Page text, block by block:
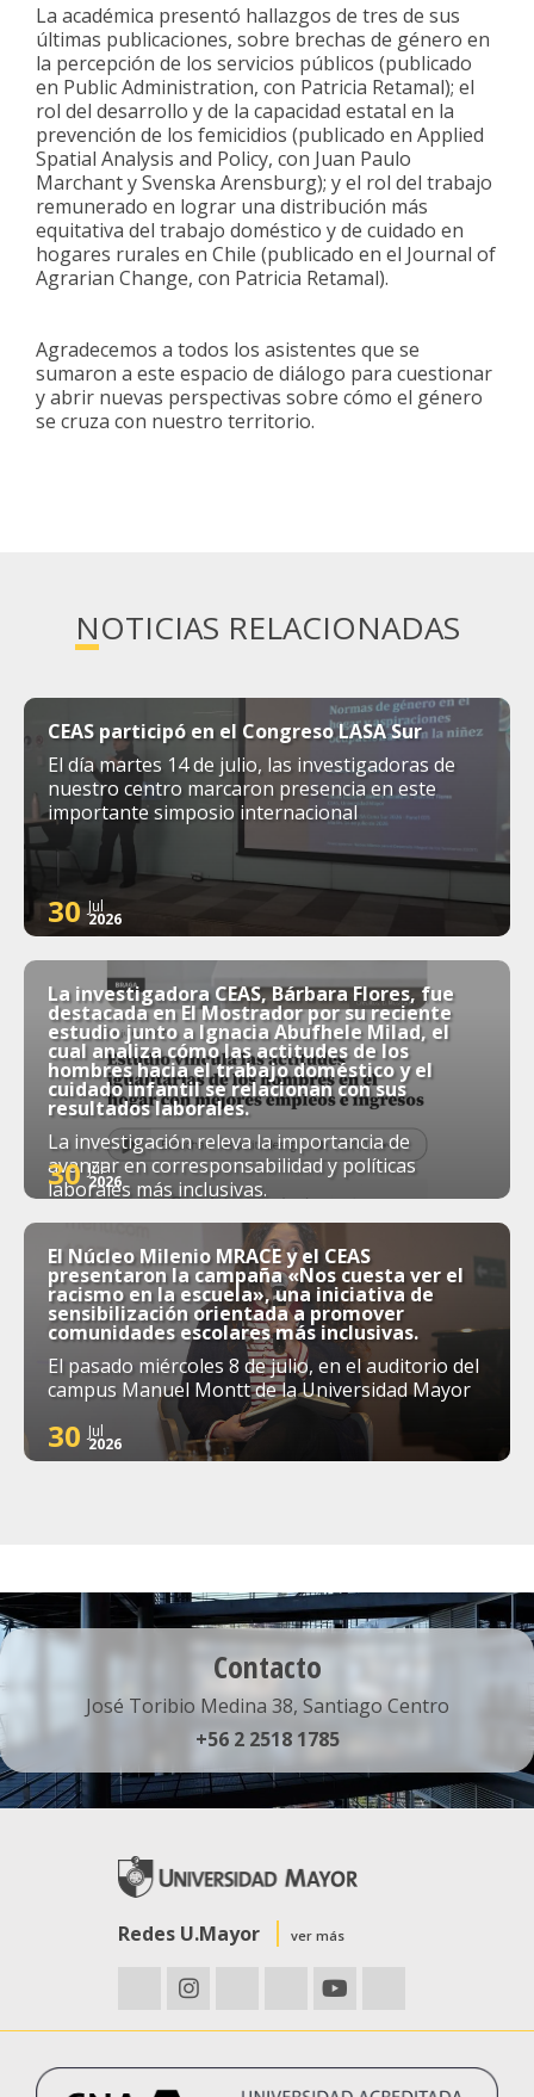
La académica presentó hallazgos de tres de sus
últimas publicaciones, sobre brechas de género en
la percepción de los servicios públicos (publicado
en Public Administration, con Patricia Retamal); el
rol del desarrollo y de la capacidad estatal en la
prevención de los femicidios (publicado en Applied
Spatial Analysis and Policy, con Juan Paulo
Marchant y Svenska Arensburg); y el rol del trabajo
remunerado en lograr una distribución más
equitativa del trabajo doméstico y de cuidado en
hogares rurales en Chile (publicado en el Journal of
Agrarian Change, con Patricia Retamal).
Agradecemos a todos los asistentes que se
sumaron a este espacio de diálogo para cuestionar
y abrir nuevas perspectivas sobre cómo el género
se cruza con nuestro territorio.
NOTICIAS RELACIONADAS
CEAS participó en el Congreso LASA Sur
El día martes 14 de julio, las investigadoras de
nuestro centro marcaron presencia en este
importante simposio internacional
30 Jul
2026
La investigadora CEAS, Bárbara Flores, fue
destacada en El Mostrador por su reciente
estudio junto a Ignacia Abufhele Milad, el
cual analiza cómo las actitudes de los
hombres hacia el trabajo doméstico y el
cuidado infantil se relacionan con sus
resultados laborales.
La investigación releva la importancia de
avanzar en corresponsabilidad y políticas
laborales más inclusivas.
30 Jul
2026
El Núcleo Milenio MRACE y el CEAS
presentaron la campaña «Nos cuesta ver el
racismo en la escuela», una iniciativa de
sensibilización orientada a promover
comunidades escolares más inclusivas.
El pasado miércoles 8 de julio, en el auditorio del
campus Manuel Montt de la Universidad Mayor
30 Jul
2026
Contacto
José Toribio Medina 38, Santiago Centro
+56 2 2518 1785
Redes U.Mayor ver más